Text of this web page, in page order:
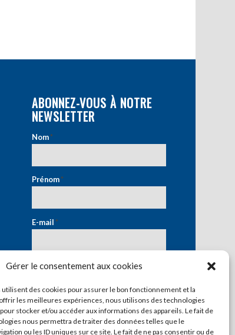
Gérer le consentement aux cookies
utilisent des cookies pour assurer le bon fonctionnement et la
les meilleures expériences, nous utilisons des technologies
stocker et/ou accéder aux informations des appareils. Le fait de
nous permettra de traiter des données telles que le
ou les ID uniques sur ce site. Le fait de ne pas consentir ou de
ABONNEZ-VOUS À NOTRE
NEWSLETTER
Nom*
Prénom*
E-mail*